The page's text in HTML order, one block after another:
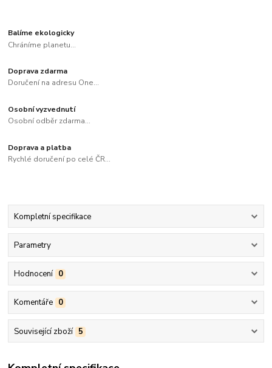
Balíme ekologicky
Chráníme planetu...
Doprava zdarma
Doručení na adresu One...
Osobní vyzvednutí
Osobní odběr zdarma...
Doprava a platba
Rychlé doručení po celé ČR...
Kompletní specifikace
Parametry
Hodnocení 0
Komentáře 0
Související zboží 5